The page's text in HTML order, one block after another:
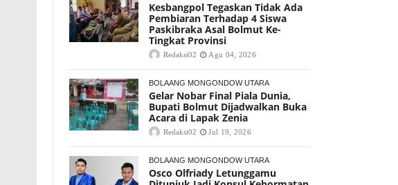
Kesbangpol Tegaskan Tidak Ada
Pembiaran Terhadap 4 Siswa
Paskibraka Asal Bolmut Ke-
Tingkat Provinsi
Redaksi02 Agu 04, 2026
BOLAANG MONGONDOW UTARA
Gelar Nobar Final Piala Dunia,
Bupati Bolmut Dijadwalkan Buka
Acara di Lapak Zenia
Redaksi02 Jul 19, 2026
BOLAANG MONGONDOW UTARA
Osco Olfriady Letunggamu